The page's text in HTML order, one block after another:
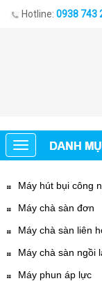
Hotline: 0938 743
Máy hút bụi công
Máy chà sàn đơn
Máy chà sàn liên
Máy chà sàn ngồi
Máy phun áp lực